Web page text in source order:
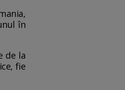
în
de la
fie